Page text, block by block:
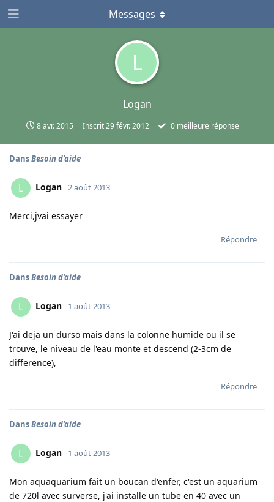
L
Logan
8 avr. 2015 Inscrit29 févr. 2012 0meilleure réponse
Messages
DansBesoin d'aide
L Logan 2 août 2013
Merci,jvai essayer
Répondre
DansBesoin d'aide
L Logan 1 août 2013
J'ai deja un durso mais dans la colonne humide ou il se
trouve, le niveau de l'eau monte et descend (2-3cm de
difference),
Répondre
DansBesoin d'aide
L Logan 1 août 2013
Mon aquaquarium fait un boucan d'enfer, c'est un aquarium
de 720l avec surverse, j'ai installe un tube en 40 avec un